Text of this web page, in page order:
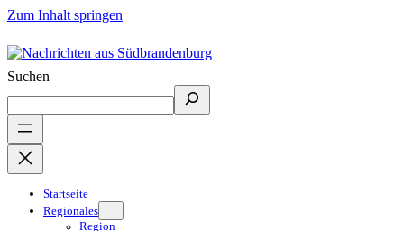
Zum Inhalt springen
Suchen
Startseite
Regionales
Region